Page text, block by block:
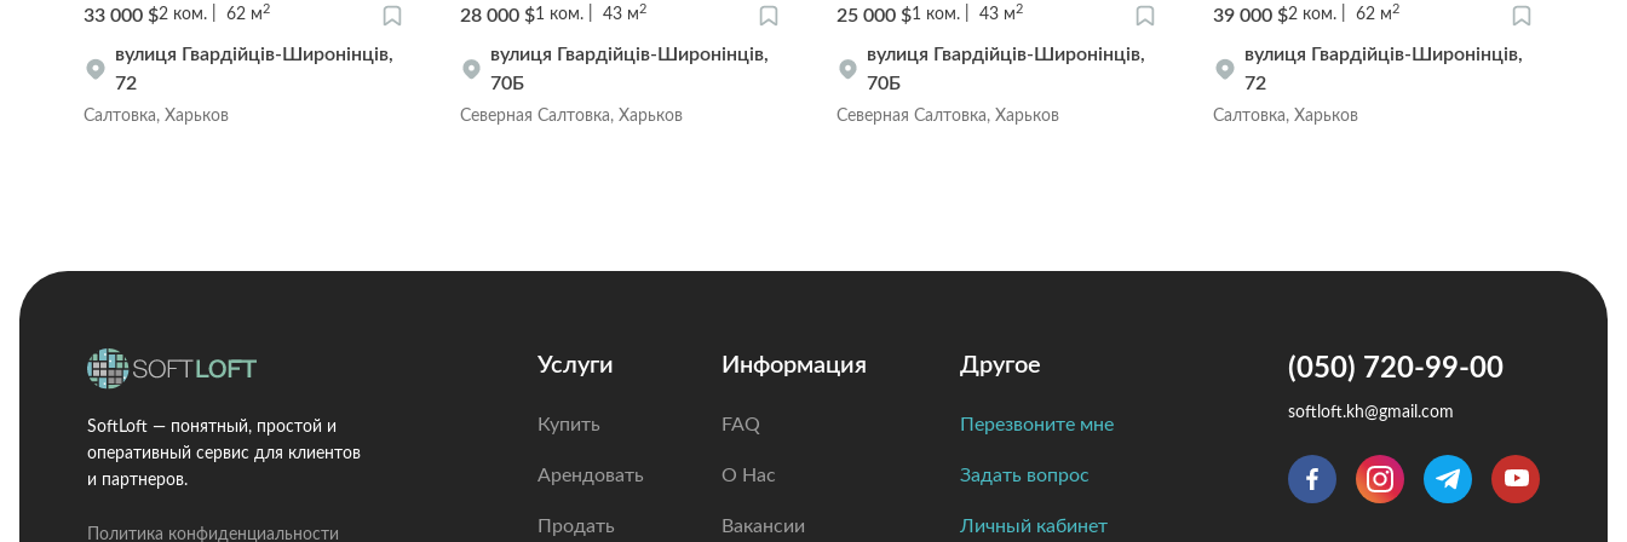
33 000 $2 ком. 62 м2
вулиця Гвардійців-Широнінців,
72
Салтовка, Харьков
28 000 $1 ком. 43 м2
вулиця Гвардійців-Широнінців,
70Б
Северная Салтовка, Харьков
25 000 $1 ком. 43 м2
вулиця Гвардійців-Широнінців,
70Б
Северная Салтовка, Харьков
39 000 $2 ком. 62 м2
вулиця Гвардійців-Широнінців,
72
Салтовка, Харьков
SoftLoft — понятный, простой и
оперативный сервис для клиентов
и партнеров.
Политика конфиденциальности
Услуги
Купить
Арендовать
Продать
Информация
FAQ
О Нас
Вакансии
Другое
Перезвоните мне
Задать вопрос
Личный кабинет
(050) 720-99-00
softloft.kh@gmail.com